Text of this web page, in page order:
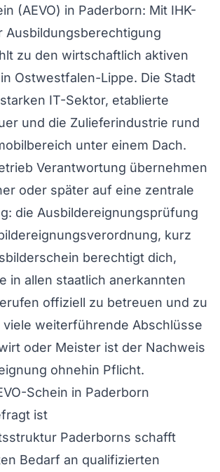
(AEVO) in Paderborn: Mit IHK-
Ausbildungsberechtigung
zu den wirtschaftlich aktiven
Ostwestfalen-Lippe. Die Stadt
IT-Sektor, etablierte
und die Zulieferindustrie rund
unter einem Dach.
Verantwortung übernehmen
oder später auf eine zentrale
die Ausbildereignungsprüfung
kurz
berechtigt dich,
in allen staatlich anerkannten
offiziell zu betreuen und zu
viele weiterführende Abschlüsse
oder Meister ist der Nachweis
ohnehin Pflicht.
Schein in Paderborn
ist
Paderborns schafft
Bedarf an qualifizierten